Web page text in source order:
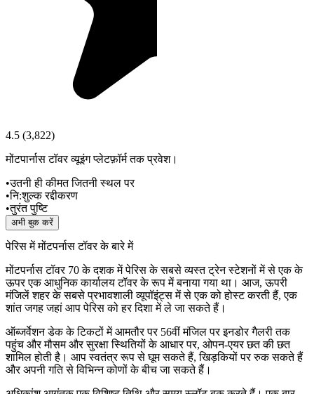
4.5 (3,822)
मोंटपार्नास टॉवर व्यूइंग प्लेटफ़ॉर्म तक प्रवेश।
•उतनी ही कीमत जितनी स्थल पर
•नि:शुल्क रद्दीकरण
•तुरंत पुष्टि
अभी बुक करें
पेरिस में मोंटपर्नास टॉवर के बारे में
मोंटपर्नास टॉवर 70 के दशक में पेरिस के सबसे व्यस्त ट्रेन स्टेशनों में से एक के
ऊपर एक आधुनिक कार्यालय टॉवर के रूप में बनाया गया था। आज, ऊपरी
मंजिलें शहर के सबसे प्रभावशाली व्यूपॉइंट्स में से एक को होस्ट करती हैं, एक
शांत जगह जहां आप पेरिस को हर दिशा में ले जा सकते हैं।
ऑब्जर्वेशन डेक के टिकटों में आमतौर पर 56वीं मंजिल पर इनडोर गैलरी तक
पहुंच और मौसम और सुरक्षा स्थितियों के आधार पर, ओपन-एयर छत की छत
शामिल होती है। आप स्वतंत्र रूप से घूम सकते हैं, खिड़कियों पर रुक सकते हैं
और अपनी गति से विभिन्न कोणों के बीच जा सकते हैं।